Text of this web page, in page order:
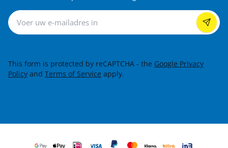
Nieuwsbrief
This form is protected by reCAPTCHA - the Google Privacy
Policy and Terms of Service apply.